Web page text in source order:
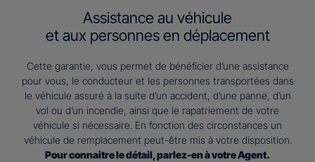
Assistance au véhicule
et aux personnes en déplacement
Cette garantie, vous permet de bénéficier d’une assistance
pour vous, le conducteur et les personnes transportées dans
le véhicule assuré à la suite d’un accident, d’une panne, d’un
vol ou d’un incendie, ainsi que le rapatriement de votre
véhicule si nécessaire. En fonction des circonstances un
véhicule de remplacement peut-être mis à votre disposition.
Pour connaitre le détail, parlez-en à votre Agent.